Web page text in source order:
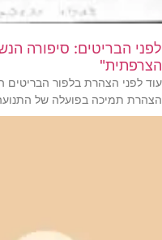
לפני הבריטים: סיפורה
הצרפתית"
עוד לפני הצהרת בלפור הבריטים
הצהרת תמיכה בפועלה של